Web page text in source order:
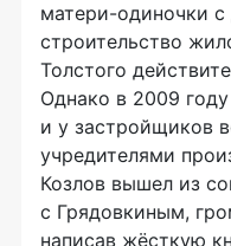
матери-одиночки с
строительство
Толстого
Однако в 2009
и у застройщиков
учредителями
Козлов вышел из
с Грядовкиным,
написав жёсткую